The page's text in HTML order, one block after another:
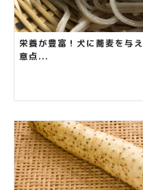
栄養が豊富！犬に蕎麦を与
意点...